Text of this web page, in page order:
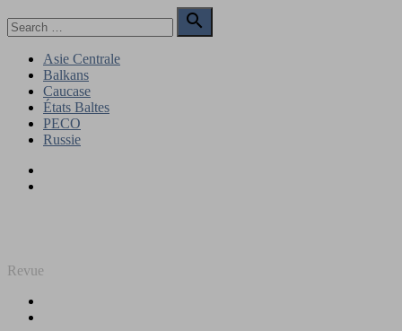
to
for:

Search
Asie Centrale
Balkans
Caucase
États Baltes
PECO
Russie
Revue